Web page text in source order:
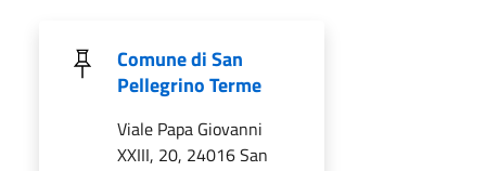
Comune di San
Pellegrino Terme
Viale Papa Giovanni
XXIII, 20, 24016 San